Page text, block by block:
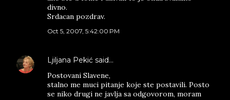
divno.
Srdacan pozdrav.
Oct 5, 2007, 5:42:00 PM
Ljiljana Pekić said…
Postovani Slavene,
stalno me muci pitanje koje ste postavili. Posto
se niko drugi ne javlja sa odgovorom, moram